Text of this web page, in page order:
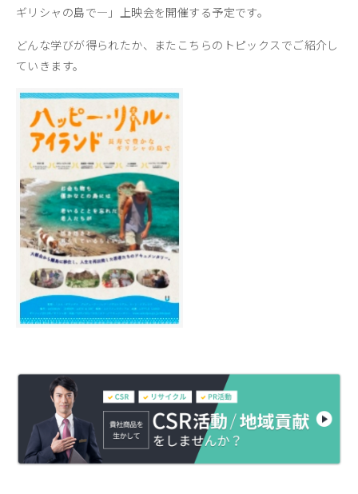
ギリシャの島で―」上映会を開催する予定です。
どんな学びが得られたか、またこちらのトピックスでご紹介し
ていきます。